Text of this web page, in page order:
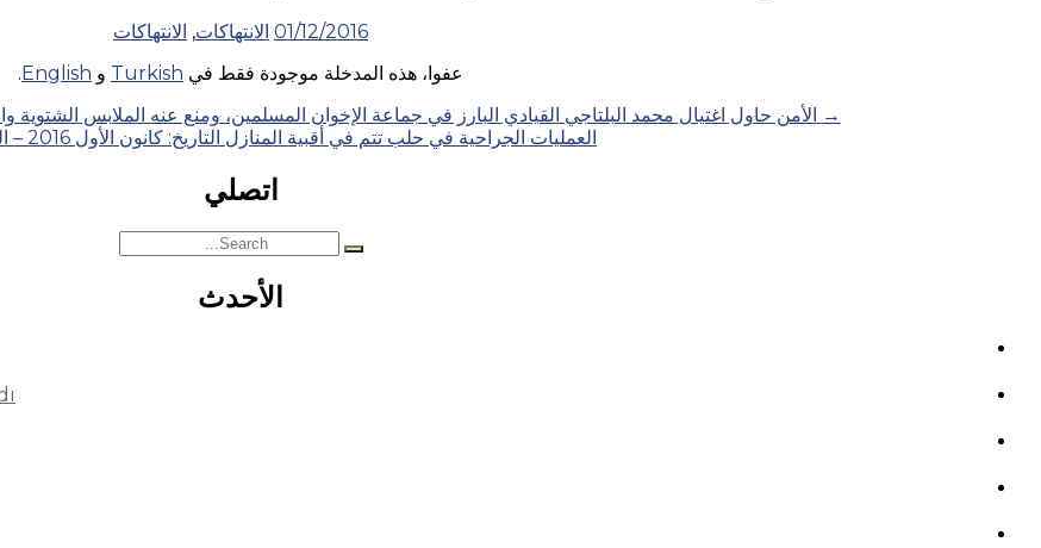
01/12/2016 الانتهاكات, الانتهاكات
عفوا، هذه المدخلة موجودة فقط في Turkish و English
.
→ الأمن حاول اغتيال محمد البلتاجي القيادي البارز في جماعة الإخوان المسلمين، ومنع عنه الملابس الشتوية والدواء التاريخ:
العمليات الجراحية في حلب تتم في أقبية المنازل التاريخ: كانون الأول 2016 – الدولة: سوريا
اتصلي
Search
for:
الأحدث